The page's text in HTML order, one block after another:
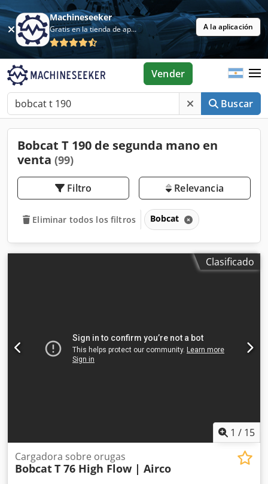
Machineseeker
Gratis en la tienda de aplicaciones A la aplicación
Buscar
Vender
Bobcat T 190 de segunda mano en
venta (99)
Filtro Relevancia
Eliminar todos los filtros Bobcat
Clasificado
1 / 15
Cargadora sobre orugas
BobcatT 76 High Flow | Airco